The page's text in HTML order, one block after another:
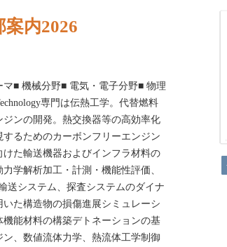
内2026
■ 機械分野■ 電気・電子分野■ 物理
専門は伝熱工学。代替燃料
ンの開発。熱交換器等の高効率化
るためのカーボンフリーエンジン
た輸送機器およびインフラ材料の
学解析加工・計測・機能性評価、
送システム、探査システムのダイナ
た構造物の損傷進展シミュレーシ
能材料の構築デトネーションの基
、数値流体力学、熱流体工学制御